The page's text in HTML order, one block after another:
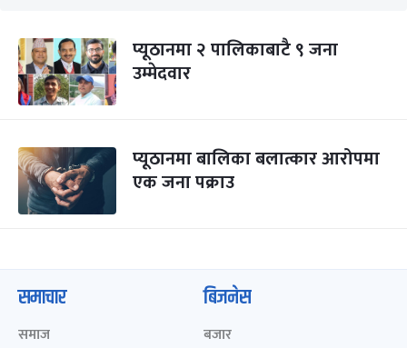
प्यूठानमा २ पालिकाबाटै ९ जना
उम्मेदवार
प्यूठानमा बालिका बलात्कार आरोपमा
एक जना पक्राउ
समाचार
समाज
बिजनेस
बजार